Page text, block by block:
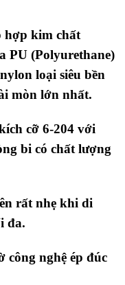
hợp kim chất
PU (Polyurethane)
loại siêu bền
mòn lớn nhất.
cỡ 6-204 với
bi có chất lượng
rất nhẹ khi di
đa.
công nghệ ép đúc